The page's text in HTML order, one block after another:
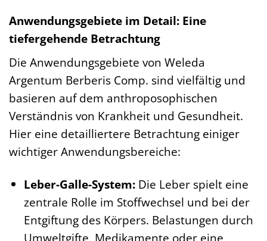
Anwendungsgebiete im Detail: Eine
tiefergehende Betrachtung
Die Anwendungsgebiete von Weleda
Argentum Berberis Comp. sind vielfältig und
basieren auf dem anthroposophischen
Verständnis von Krankheit und Gesundheit.
Hier eine detailliertere Betrachtung einiger
wichtiger Anwendungsbereiche:
Leber-Galle-System:Die Leber spielt eine
zentrale Rolle im Stoffwechsel und bei der
Entgiftung des Körpers. Belastungen durch
Umweltgifte, Medikamente oder eine